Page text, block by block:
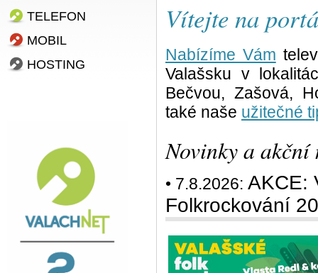
TELEFON
MOBIL
HOSTING
Vítejte na
Nabízíme Vám
Valašsku v
Bečvou, Zašová,
také naše užitečné
Novinky a akční
• 7.8.2026: AKCE:
Folkrockování